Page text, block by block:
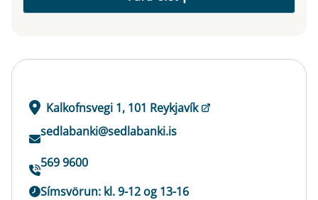
Kalkofnsvegi 1, 101 Reykjavík
sedlabanki@sedlabanki.is
569 9600
Símsvörun: kl. 9-12 og 13-16